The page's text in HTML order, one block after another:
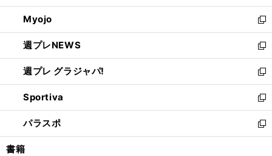
開
く
ウ
で
開
く
ン
ド
ウ
で
開
く
ウ
ィ
ン
ド
ウ
で
開
く
Myojo
新
し
い
ウ
ィ
ン
ド
ウ
で
開
週プレNEWS
新
し
い
ウ
ィ
ン
ド
ウ
週プレ グラジャパ!
新
し
い
ウ
ィ
ン
Sportiva
新
し
い
ウ
パラスポ
新
し
書籍